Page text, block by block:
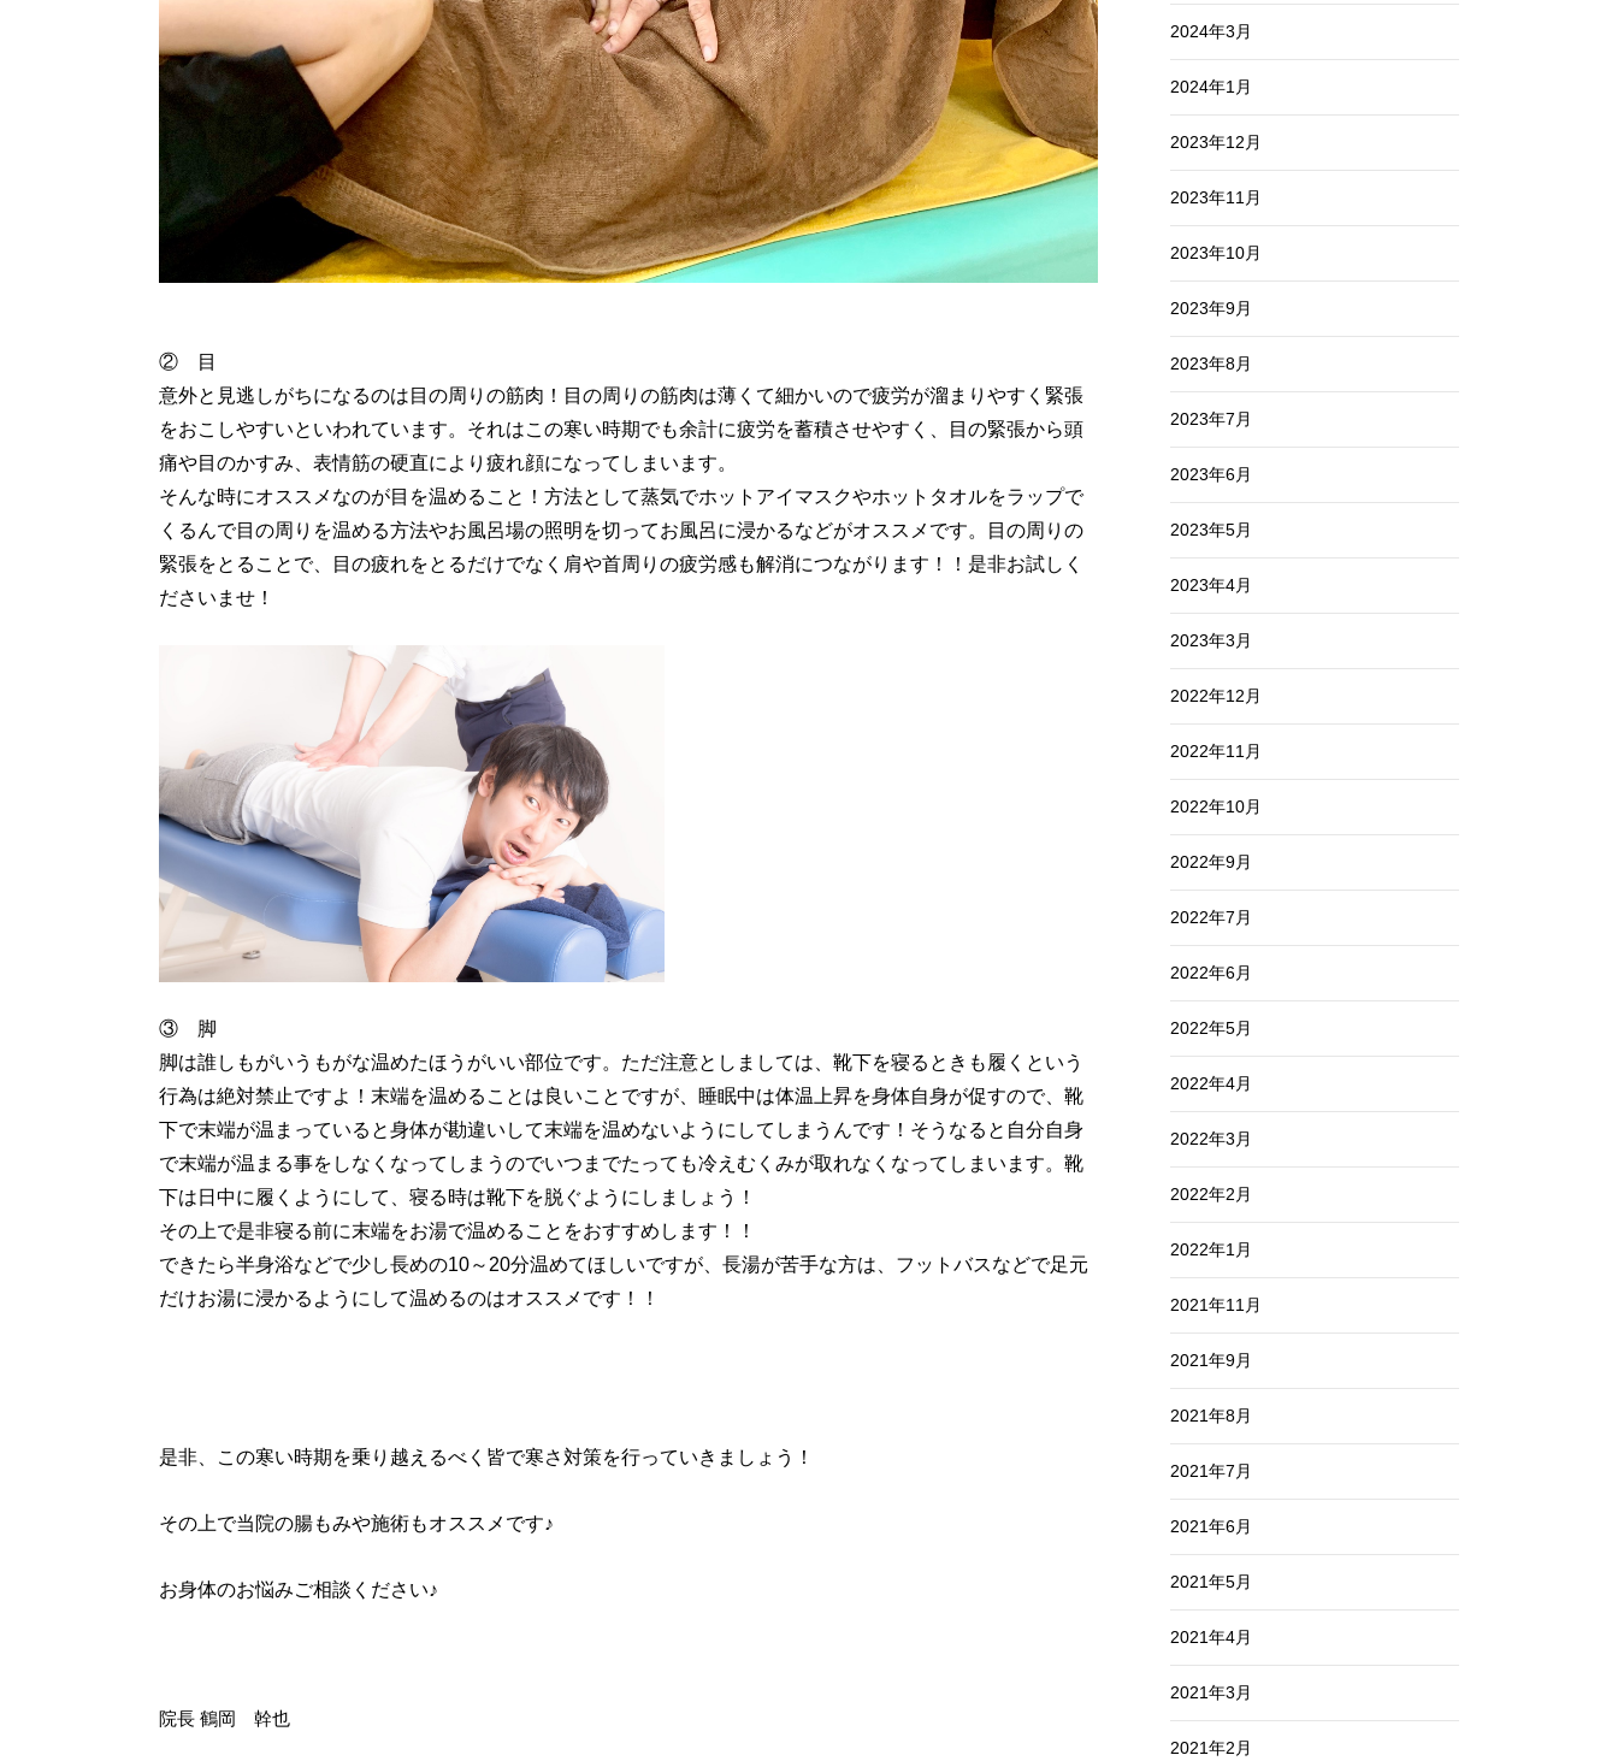
② 目
意外と見逃しがちになるのは目の周りの筋肉！目の周りの筋肉は薄くて細かいので疲労が溜まりやすく緊張
をおこしやすいといわれています。それはこの寒い時期でも余計に疲労を蓄積させやすく、目の緊張から頭
痛や目のかすみ、表情筋の硬直により疲れ顔になってしまいます。
そんな時にオススメなのが目を温めること！方法として蒸気でホットアイマスクやホットタオルをラップで
くるんで目の周りを温める方法やお風呂場の照明を切ってお風呂に浸かるなどがオススメです。目の周りの
緊張をとることで、目の疲れをとるだけでなく肩や首周りの疲労感も解消につながります！！是非お試しく
ださいませ！
③ 脚
脚は誰しもがいうもがな温めたほうがいい部位です。ただ注意としましては、靴下を寝るときも履くという
行為は絶対禁止ですよ！末端を温めることは良いことですが、睡眠中は体温上昇を身体自身が促すので、靴
下で末端が温まっていると身体が勘違いして末端を温めないようにしてしまうんです！そうなると自分自身
で末端が温まる事をしなくなってしまうのでいつまでたっても冷えむくみが取れなくなってしまいます。靴
下は日中に履くようにして、寝る時は靴下を脱ぐようにしましょう！
その上で是非寝る前に末端をお湯で温めることをおすすめします！！
できたら半身浴などで少し長めの10～20分温めてほしいですが、長湯が苦手な方は、フットバスなどで足元
だけお湯に浸かるようにして温めるのはオススメです！！
是非、この寒い時期を乗り越えるべく皆で寒さ対策を行っていきましょう！
その上で当院の腸もみや施術もオススメです♪
お身体のお悩みご相談ください♪
院長 鶴岡 幹也
2024年3月
2024年1月
2023年12月
2023年11月
2023年10月
2023年9月
2023年8月
2023年7月
2023年6月
2023年5月
2023年4月
2023年3月
2022年12月
2022年11月
2022年10月
2022年9月
2022年7月
2022年6月
2022年5月
2022年4月
2022年3月
2022年2月
2022年1月
2021年11月
2021年9月
2021年8月
2021年7月
2021年6月
2021年5月
2021年4月
2021年3月
2021年2月